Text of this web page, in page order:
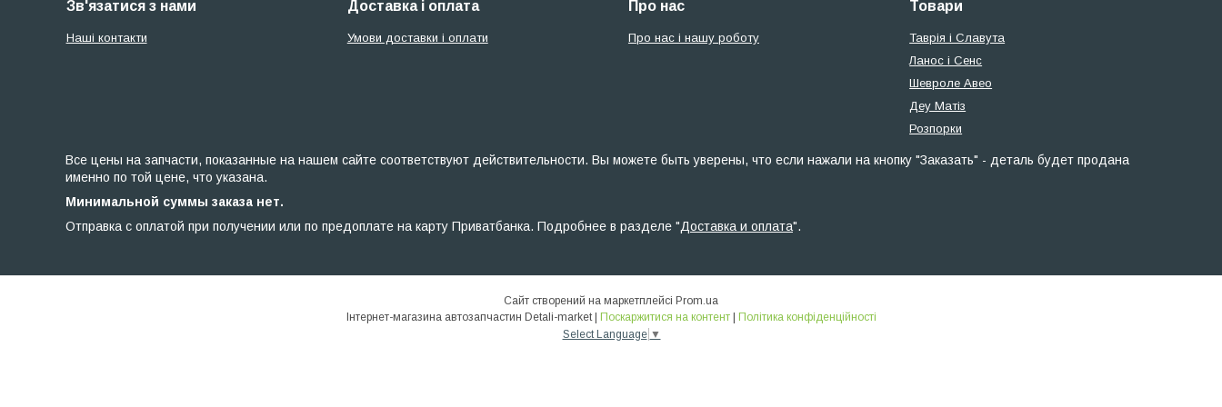
Зв'язатися з нами
Наші контакти
Доставка і оплата
Умови доставки і оплати
Про нас
Про нас і нашу роботу
Товари
Таврія і Славута
Ланос і Сенс
Шевроле Авео
Деу Матіз
Розпорки
Все цены на запчасти, показанные на нашем сайте соответствуют действительности. Вы можете быть уверены, что если нажали на кнопку "Заказать" - деталь будет продана
именно по той цене, что указана.
Минимальной суммы заказа нет.
Отправка с оплатой при получении или по предоплате на карту Приватбанка. Подробнее в разделе "Доставка и оплата".
Сайт створений на маркетплейсі Prom.ua
Інтернет-магазина автозапчастин Detali-market | Поскаржитися на контент | Політика конфіденційності
Select Language ▼